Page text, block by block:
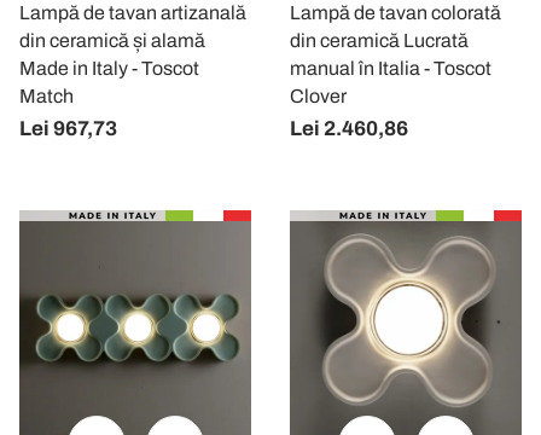
Lampă de tavan artizanală
din ceramică și alamă
Made in Italy - Toscot
Match
Lei 967,73
Lampă de tavan colorată
din ceramică Lucrată
manual în Italia - Toscot
Clover
Lei 2.460,86